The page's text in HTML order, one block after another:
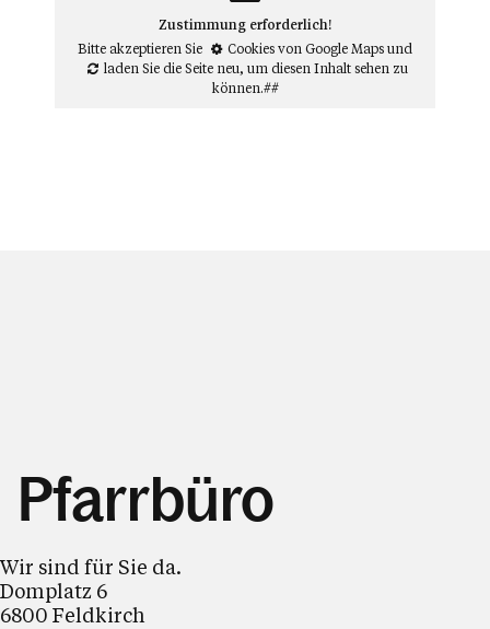
Zustimmung erforderlich!
Bitte akzeptieren Sie
Cookies von Google Mapsund
laden Sie die Seite neu, um diesen Inhalt sehen zu
können.##
Pfarrbüro
Wir sind für Sie da.
Domplatz 6
6800 Feldkirch